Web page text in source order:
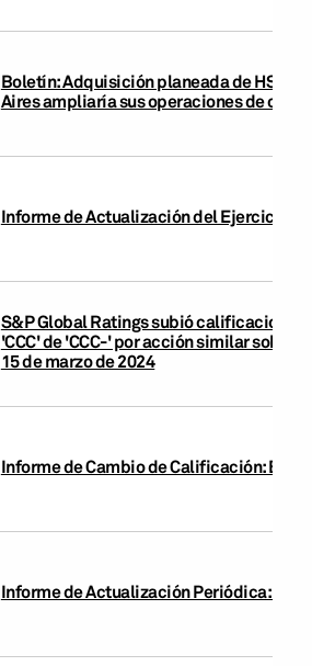
Boletín: Adquisición planeada de HSBC
Aires ampliaría sus operaciones de
Informe de Actualización del Ejercicio:
S&P Global Ratings subió calificaciones
'CCC' de 'CCC-' por acción similar
15 de marzo de 2024
Informe de Cambio de Calificación:
Informe de Actualización Periódica: